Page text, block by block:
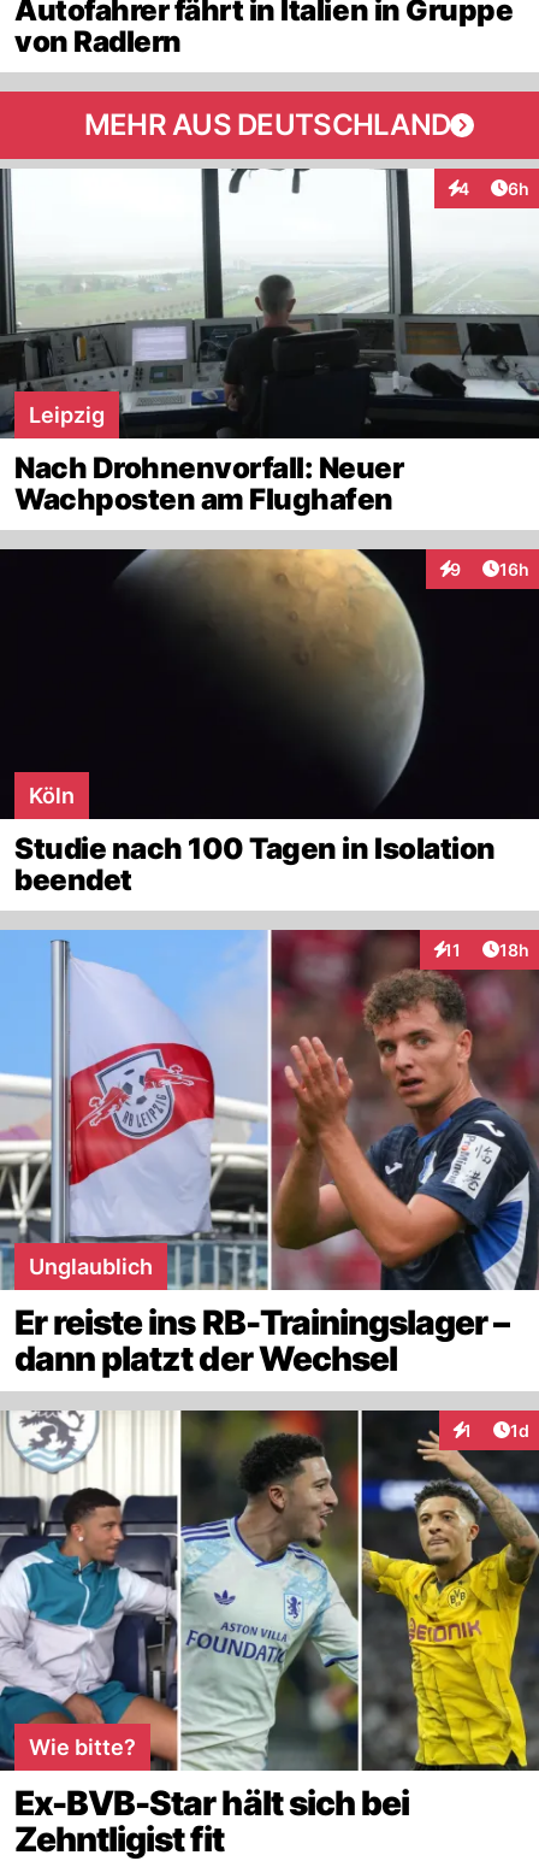
Autofahrer fährt in Italien in Gruppe
von Radlern
MEHR AUS DEUTSCHLAND
4 6h
Leipzig
Nach Drohnenvorfall: Neuer
Wachposten am Flughafen
9
Interaktionen
16h
Köln
Studie nach 100 Tagen in Isolation
beendet
11
Interaktionen
18h
Unglaublich
Er reiste ins RB-Trainingslager –
dann platzt der Wechsel
1 1d
Wie bitte?
Ex-BVB-Star hält sich bei
Zehntligist fit